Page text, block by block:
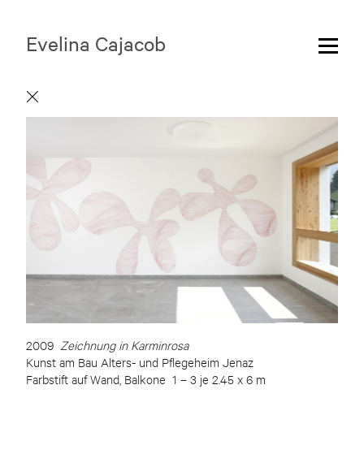
Evelina Cajacob
2009 Zeichnung in Karminrosa
Kunst am Bau Alters- und Pflegeheim Jenaz
Farbstift auf Wand, Balkone 1 – 3 je 2.45 x 6 m